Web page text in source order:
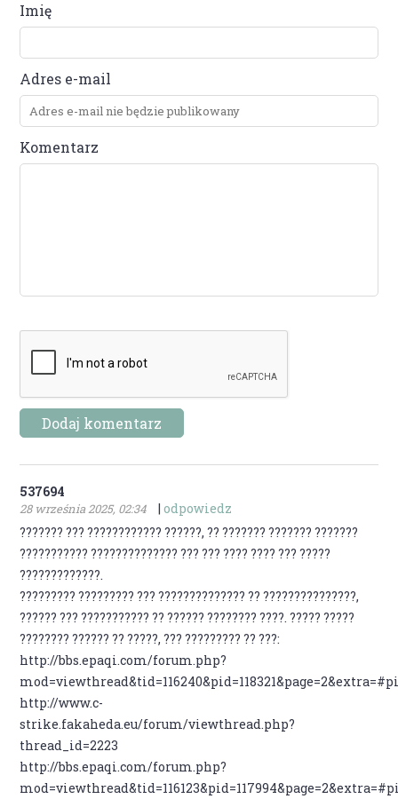
Imię
Adres e-mail
Komentarz
537694
28 września 2025, 02:34 |odpowiedz
??????? ??? ???????????? ??????, ?? ??????? ??????? ???????
??????????? ?????????????? ??? ??? ???? ???? ??? ?????
?????????????.
????????? ????????? ??? ?????????????? ?? ???????????????,
?????? ??? ??????????? ?? ?????? ???????? ????. ????? ?????
???????? ?????? ?? ?????, ??? ????????? ?? ???:
http://bbs.epaqi.com/forum.php?
http://www.c-
strike.fakaheda.eu/forum/viewthread.php?
thread_id=2223
http://bbs.epaqi.com/forum.php?